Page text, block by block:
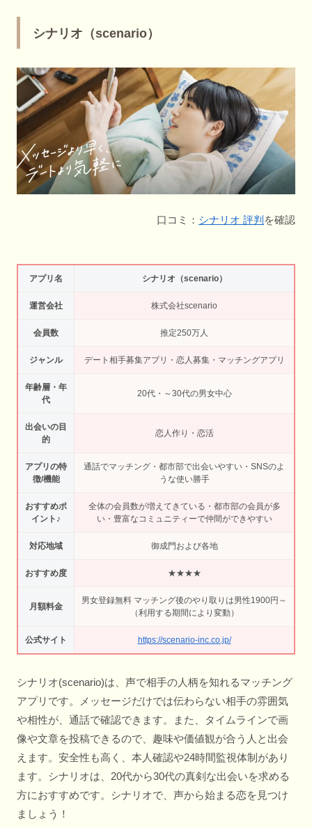
シナリオ（scenario）
口コミ： シナリオ 評判 を確認
アプリ名 シナリオ（scenario）
運営会社 株式会社scenario
会員数 推定250万人
ジャンル デート相手募集アプリ・恋人募集・マッチングアプリ
年齢層・年
代
20代・～30代の男女中心
出会いの目
的
恋人作り・恋活
アプリの特
徴/機能
通話でマッチング・都市部で出会いやすい・SNSのよ
うな使い勝手
おすすめポ
イント♪
全体の会員数が増えてきている・都市部の会員が多
い・豊富なコミュニティーで仲間ができやすい
対応地域 御成門および各地
おすすめ度 ★★★★
月額料金
男女登録無料 マッチング後のやり取りは男性1900円～
（利用する期間により変動）
公式サイト https://scenario-inc.co.jp/
シナリオ(scenario)は、声で相手の人柄を知れるマッチング
アプリです。メッセージだけでは伝わらない相手の雰囲気
や相性が、通話で確認できます。また、タイムラインで画
像や文章を投稿できるので、趣味や価値観が合う人と出会
えます。安全性も高く、本人確認や24時間監視体制があり
ます。シナリオは、20代から30代の真剣な出会いを求める
方におすすめです。シナリオで、声から始まる恋を見つけ
ましょう！